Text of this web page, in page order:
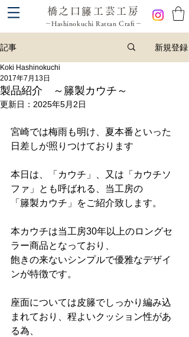
橋之口籐工芸工房
－Hashinokuchi Rattan Craft－
記事 新規登録
製品紹介 ～籐製カウチ～
Koki Hashinokuchi
2017年7月13日
更新日： 2025年5月2日
宮崎では梅雨も明け、夏本番といった
日差しが照りつけております
本日は、「カウチ」、又は「カウチソ
ファ」とも呼ばれる、当工房の
「籐製カウチ」をご紹介致します。
本カウチは当工房30年以上のロングセ
ラー商品となっており、
飽きの来ないシンプルで優雅なデザイ
ンが特徴です。
座面については皮籐でしっかり編み込
まれており、程よいクッション性があ
る為、